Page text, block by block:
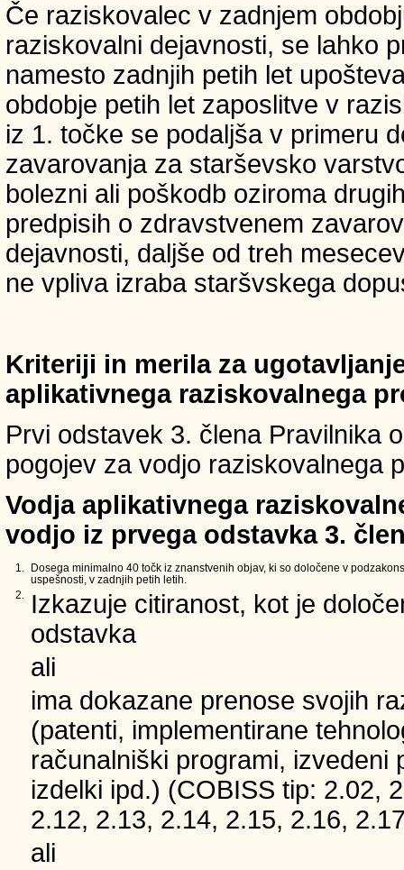
Če raziskovalec v zadnjem
raziskovalni dejavnosti, se lahko
namesto zadnjih petih let
obdobje petih let zaposlitve v
iz 1. točke se podaljša v primeru
zavarovanja za starševsko
bolezni ali poškodb oziroma
predpisih o zdravstvenem
dejavnosti, daljše od treh
ne vpliva izraba staršvskega
Kriteriji in merila za
aplikativnega raziskovalnega
Prvi odstavek 3. člena Pravilnika
pogojev za vodjo raziskovalnega
Vodja aplikativnega
vodjo iz prvega odstavka 3.
1.
Dosega minimalno 40 točk iz znanstvenih objav, ki so določene v
uspešnosti, v zadnjih petih letih.
2.
Izkazuje citiranost, kot je
odstavka
ali
ima dokazane prenose svojih
(patenti, implementirane
računalniški programi, izvedeni
izdelki ipd.) (COBISS tip: 2.02,
2.12, 2.13, 2.14, 2.15, 2.16,
ali